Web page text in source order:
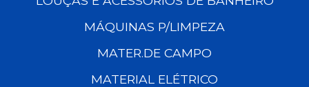
MÁQUINAS P/LIMPEZA
MATER.DE CAMPO
MATERIAL ELÉTRICO